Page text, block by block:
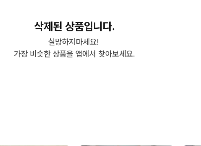
삭제된 상품입니다.
실망하지마세요!
가장 비슷한 상품을 앱에서 찾아보세요.